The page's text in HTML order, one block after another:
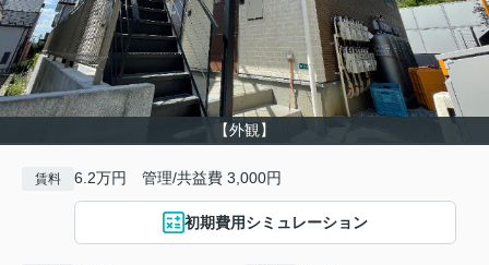
【外観】
賃料 6.2万円 管理/共益費 3,000円
初期費用シミュレーション